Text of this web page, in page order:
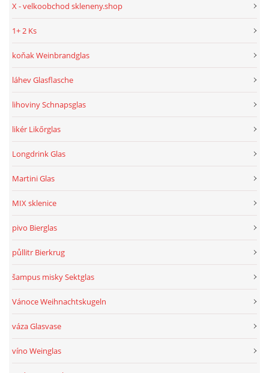
X - velkoobchod skleneny.shop
1+ 2 Ks
koňak Weinbrandglas
láhev Glasflasche
lihoviny Schnapsglas
likér Likőrglas
Longdrink Glas
Martini Glas
MIX sklenice
pivo Bierglas
půllitr Bierkrug
šampus misky Sektglas
Vánoce Weihnachtskugeln
váza Glasvase
víno Weinglas